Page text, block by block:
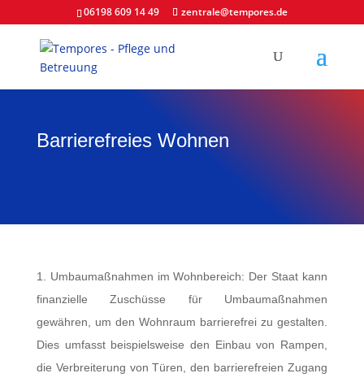
06198 609 14 49 zentrale@tempores.de
Barrierefreies Wohnen
1. Umbaumaßnahmen im Wohnbereich: Der Staat kann
finanzielle Zuschüsse für Umbaumaßnahmen
gewähren, um den Wohnraum barrierefrei zu gestalten.
Dies umfasst beispielsweise den Einbau von Rampen,
die Verbreiterung von Türen, den barrierefreien Zugang